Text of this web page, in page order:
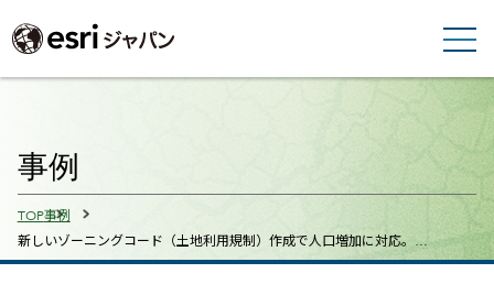
事例
Breadcrumbs
TOP事例
新しいゾーニングコード（土地利用規制）作成で人口増加に対応。…